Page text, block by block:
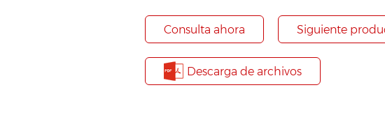
Consulta ahora Siguiente
Descarga de archivos